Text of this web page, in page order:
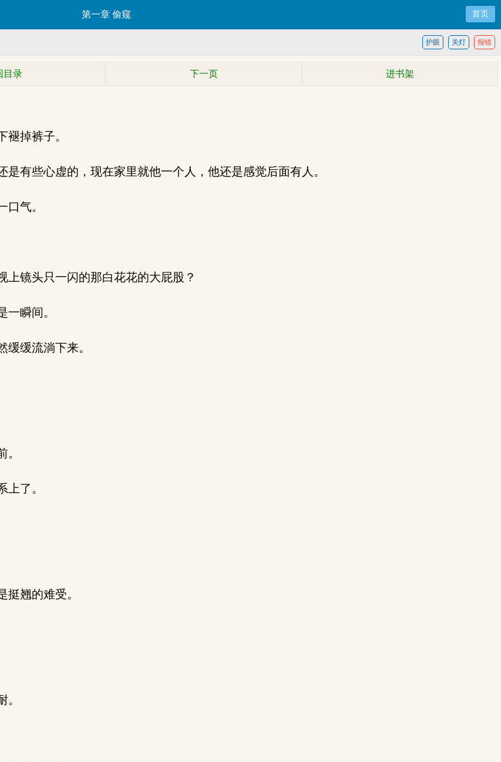
第一章 偷窥 首页
报错
关灯
护眼
目录 下一页 进书架
掉裤子。
有些心虚的，现在家里就他一个人，他还是感觉后面有人。
气。
镜头只一闪的那白花花的大屁股？
瞬间。
缓流淌下来。
了。
翘的难受。